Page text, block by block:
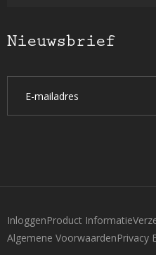
Nieuwsbrief
InloggenProduct Informatie
Algemene VoorwaardenPrivacy